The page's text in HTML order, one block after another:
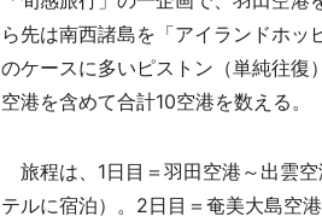
ら先は南西諸島を「アイランドホ
のケースに多いピストン（単純往復
空港を含めて合計10空港を数える。
旅程は、1日目＝羽田空港～出雲
テルに宿泊）。2日目＝奄美大島空